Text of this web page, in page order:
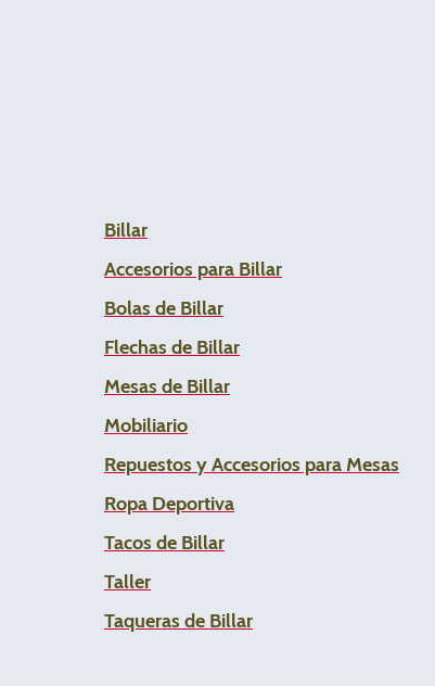
Billar
Accesorios para Billar
Bolas de Billar
Flechas de Billar
Mesas de Billar
Mobiliario
Repuestos y Accesorios para Mesas
Ropa Deportiva
Tacos de Billar
Taller
Taqueras de Billar